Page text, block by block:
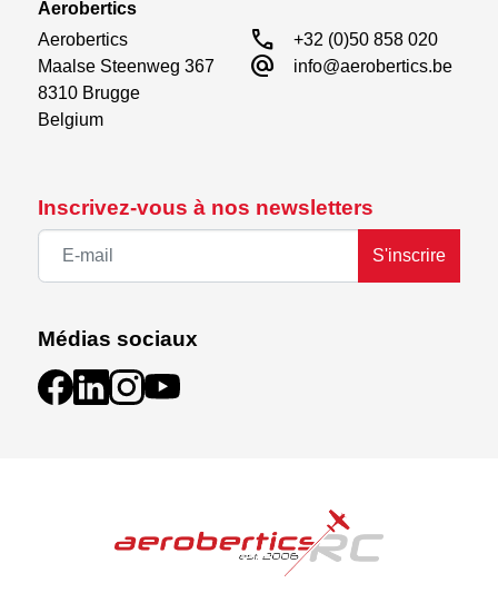
Inscrivez-vous à nos newsletters
S'inscrire
Médias sociaux
Aerobertics
Aerobertics
Maalse Steenweg 367
8310 Brugge
Belgium
call +32 (0)50 858 020
alternate_email info@aerobertics.be